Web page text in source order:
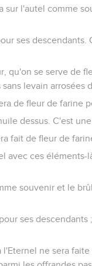
l'autel comme
ses descendants.
qu'on se serve de
levain arrosées
de fleur de farine
dessus. C'est
fait de fleur de
avec ces
souvenir et le
ses
ne sera